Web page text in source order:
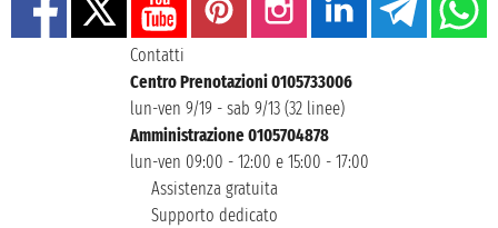
Contatti
Centro Prenotazioni 0105733006
lun-ven 9/19 - sab 9/13 (32 linee)
Amministrazione 0105704878
lun-ven 09:00 - 12:00 e 15:00 - 17:00
Assistenza gratuita
Supporto dedicato